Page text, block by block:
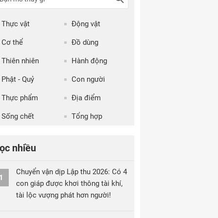
Thực vật Động vật
Cơ thể Đồ dùng
Thiên nhiên Hành động
Phật - Quỷ Con người
Thực phẩm Địa điểm
Sống chết Tổng hợp
nhiều
Chuyển vận dịp Lập thu 2026: Có 4
con giáp được khơi thông tài khí,
tài lộc vượng phát hơn người!